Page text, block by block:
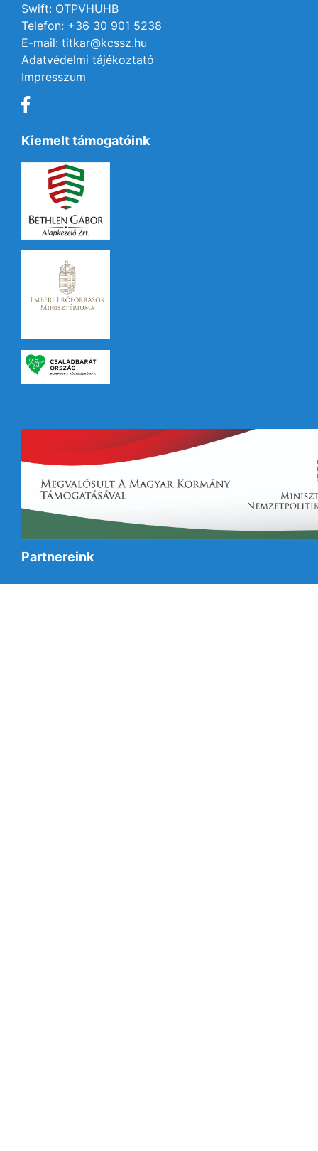
Swift: OTPVHUHB
Telefon: +36 30 901 5238
E-mail: titkar@kcssz.hu
Adatvédelmi tájékoztató
Impresszum
Kiemelt támogatóink
Partnereink